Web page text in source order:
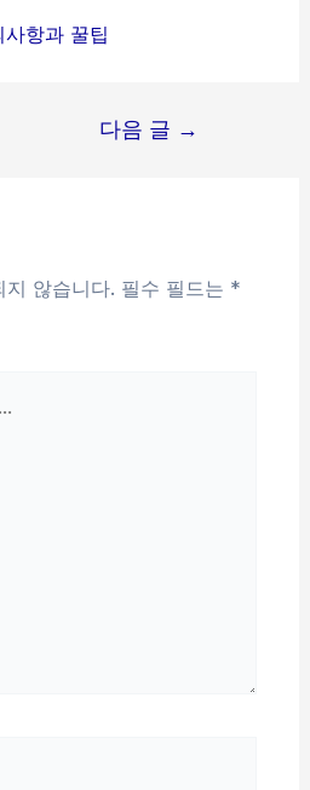
항과 꿀팁
다음 글 →
지 않습니다. 필수 필드는 *